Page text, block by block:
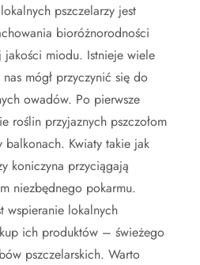
pszczelarzy jest
bioróżnorodności
miodu. Istnieje wiele
mógł przyczynić się do
owadów. Po pierwsze
roślin przyjaznych pszczołom
Kwiaty takie jak
koniczyna przyciągają
niezbędnego pokarmu.
wspieranie lokalnych
ich produktów – świeżego
pszczelarskich. Warto